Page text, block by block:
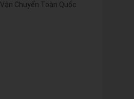
Vận Chuyển Toàn Quốc